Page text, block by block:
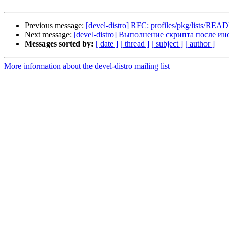
Previous message: [devel-distro] RFC: profiles/pkg/lists/
Next message: [devel-distro] Выполнение скрипта после
Messages sorted by: [ date ] [ thread ] [ subject ] [ author ]
More information about the devel-distro mailing list